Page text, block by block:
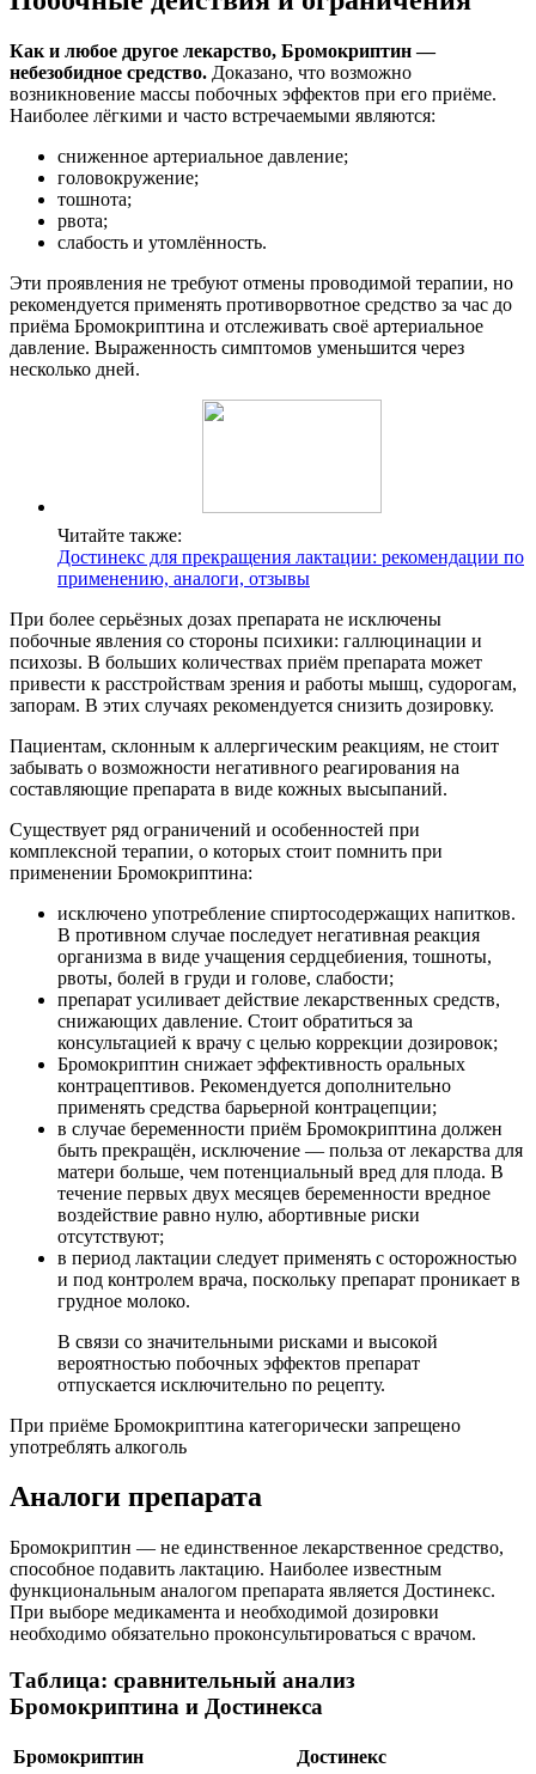
Как и любое другое лекарство, Бромокриптин —
небезобидное средство. Доказано, что возможно
возникновение массы побочных эффектов при его приёме.
Наиболее лёгкими и часто встречаемыми являются:
сниженное артериальное давление;
головокружение;
тошнота;
рвота;
слабость и утомлённость.
Эти проявления не требуют отмены проводимой терапии, но
рекомендуется применять противорвотное средство за час до
приёма Бромокриптина и отслеживать своё артериальное
давление. Выраженность симптомов уменьшится через
несколько дней.
Читайте также:
Достинекс для прекращения лактации: рекомендации по
применению, аналоги, отзывы
При более серьёзных дозах препарата не исключены
побочные явления со стороны психики: галлюцинации и
психозы. В больших количествах приём препарата может
привести к расстройствам зрения и работы мышц, судорогам,
запорам. В этих случаях рекомендуется снизить дозировку.
Пациентам, склонным к аллергическим реакциям, не стоит
забывать о возможности негативного реагирования на
составляющие препарата в виде кожных высыпаний.
Существует ряд ограничений и особенностей при
комплексной терапии, о которых стоит помнить при
применении Бромокриптина:
исключено употребление спиртосодержащих напитков.
В противном случае последует негативная реакция
организма в виде учащения сердцебиения, тошноты,
рвоты, болей в груди и голове, слабости;
препарат усиливает действие лекарственных средств,
снижающих давление. Стоит обратиться за
консультацией к врачу с целью коррекции дозировок;
Бромокриптин снижает эффективность оральных
контрацептивов. Рекомендуется дополнительно
применять средства барьерной контрацепции;
в случае беременности приём Бромокриптина должен
быть прекращён, исключение — польза от лекарства для
матери больше, чем потенциальный вред для плода. В
течение первых двух месяцев беременности вредное
воздействие равно нулю, абортивные риски
отсутствуют;
в период лактации следует применять с осторожностью
и под контролем врача, поскольку препарат проникает в
грудное молоко.
В связи со значительными рисками и высокой
вероятностью побочных эффектов препарат
отпускается исключительно по рецепту.
При приёме Бромокриптина категорически запрещено
употреблять алкоголь
Аналоги препарата
Бромокриптин — не единственное лекарственное средство,
способное подавить лактацию. Наиболее известным
функциональным аналогом препарата является Достинекс.
При выборе медикамента и необходимой дозировки
необходимо обязательно проконсультироваться с врачом.
Таблица: сравнительный анализ
Бромокриптина и Достинекса
Бромокриптин Достинекс